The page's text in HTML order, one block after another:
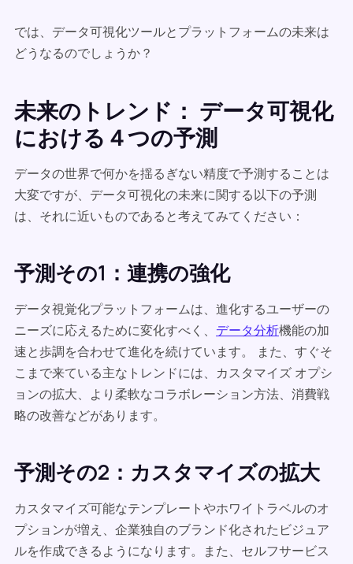
では、データ可視化ツールとプラットフォームの未来は
どうなるのでしょうか？
未来のトレンド： データ可視化
における４つの予測
データの世界で何かを揺るぎない精度で予測することは
大変ですが、データ可視化の未来に関する以下の予測
は、それに近いものであると考えてみてください：
予測その1：連携の強化
データ視覚化プラットフォームは、進化するユーザーの
ニーズに応えるために変化すべく、 データ分析機能の加
速と歩調を合わせて進化を続けています。 また、すぐそ
こまで来ている主なトレンドには、カスタマイズ オプシ
ョンの拡大、より柔軟なコラボレーション方法、消費戦
略の改善などがあります。
予測その2：カスタマイズの拡大
カスタマイズ可能なテンプレートやホワイトラベルのオ
プションが増え、企業独自のブランド化されたビジュア
ルを作成できるようになります。また、セルフサービス